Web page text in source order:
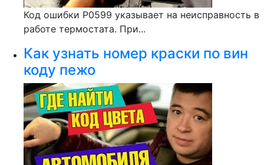
Код ошибки Р0599 указывает на неисправность в
работе термостата. При...
Как узнать номер краски по вин
коду пежо